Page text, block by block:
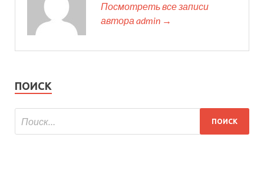
Посмотреть все записи
автора admin →
ПОИСК